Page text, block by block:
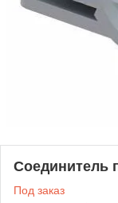
Соединитель
Под заказ